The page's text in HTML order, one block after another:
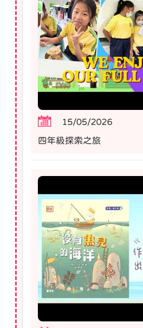
15/05/2026
四年級探索之旅